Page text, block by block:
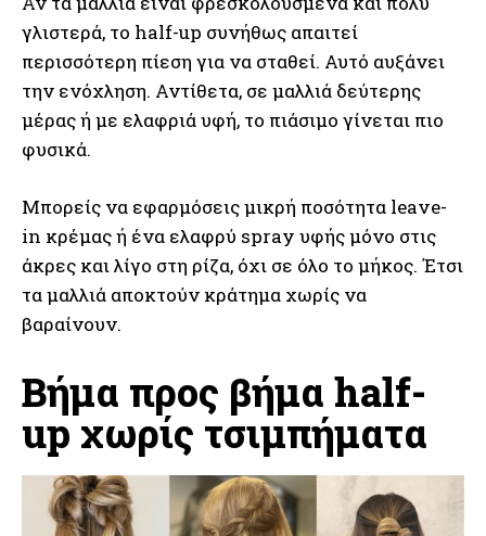
γλιστερά, το half-up συνήθως απαιτεί
περισσότερη πίεση για να σταθεί. Αυτό αυξάνει
την ενόχληση. Αντίθετα, σε μαλλιά δεύτερης
μέρας ή με ελαφριά υφή, το πιάσιμο γίνεται πιο
φυσικά.
Μπορείς να εφαρμόσεις μικρή ποσότητα leave-
in κρέμας ή ένα ελαφρύ spray υφής μόνο στις
άκρες και λίγο στη ρίζα, όχι σε όλο το μήκος. Έτσι
τα μαλλιά αποκτούν κράτημα χωρίς να
βαραίνουν.
Βήμα προς βήμα half-
up χωρίς τσιμπήματα